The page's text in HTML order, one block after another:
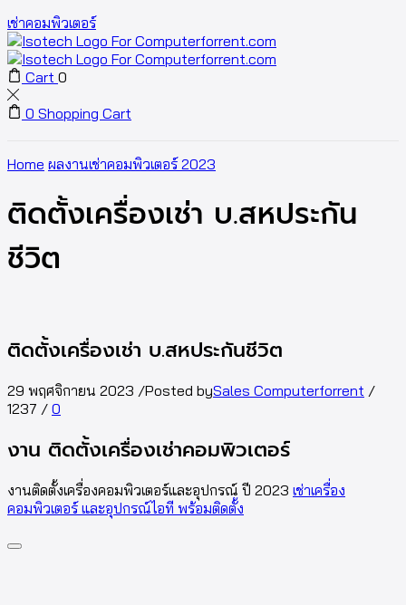
เช่าคอมพิวเตอร์
Cart 0
0 Shopping Cart
Home ผลงานเช่าคอมพิวเตอร์ 2023
ติดตั้งเครื่องเช่า บ.สหประกัน
ชีวิต
ติดตั้งเครื่องเช่า บ.สหประกันชีวิต
29 พฤศจิกายน 2023 /Posted bySales Computerforrent /
1237 / 0
งาน ติดตั้งเครื่องเช่าคอมพิวเตอร์
งานติดตั้งเครื่องคอมพิวเตอร์และอุปกรณ์ ปี 2023 เช่าเครื่อง
คอมพิวเตอร์ และอุปกรณ์ไอที พร้อมติดตั้ง